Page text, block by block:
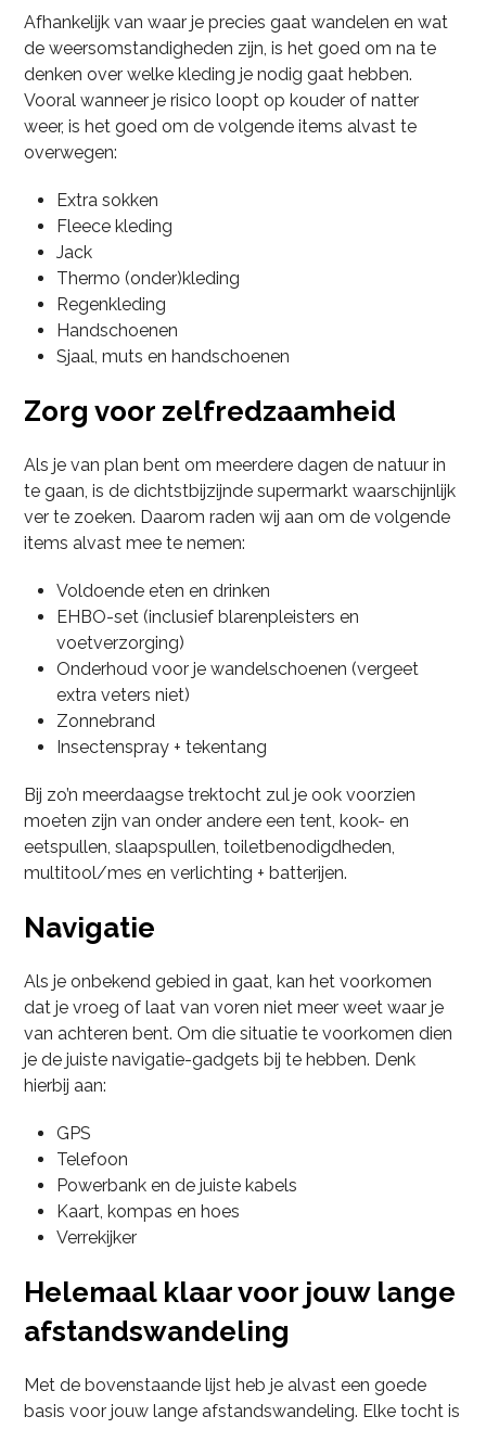
Afhankelijk van waar je precies gaat wandelen en wat
de weersomstandigheden zijn, is het goed om na te
denken over welke kleding je nodig gaat hebben.
Vooral wanneer je risico loopt op kouder of natter
weer, is het goed om de volgende items alvast te
overwegen:
Extra sokken
Fleece kleding
Jack
Thermo (onder)kleding
Regenkleding
Handschoenen
Sjaal, muts en handschoenen
Zorg voor zelfredzaamheid
Als je van plan bent om meerdere dagen de natuur in
te gaan, is de dichtstbijzijnde supermarkt waarschijnlijk
ver te zoeken. Daarom raden wij aan om de volgende
items alvast mee te nemen:
Voldoende eten en drinken
EHBO-set (inclusief blarenpleisters en
voetverzorging)
Onderhoud voor je wandelschoenen (vergeet
extra veters niet)
Zonnebrand
Insectenspray + tekentang
Bij zo’n meerdaagse trektocht zul je ook voorzien
moeten zijn van onder andere een tent, kook- en
eetspullen, slaapspullen, toiletbenodigdheden,
multitool/mes en verlichting + batterijen.
Navigatie
Als je onbekend gebied in gaat, kan het voorkomen
dat je vroeg of laat van voren niet meer weet waar je
van achteren bent. Om die situatie te voorkomen dien
je de juiste navigatie-gadgets bij te hebben. Denk
hierbij aan:
GPS
Telefoon
Powerbank en de juiste kabels
Kaart, kompas en hoes
Verrekijker
Helemaal klaar voor jouw lange
afstandswandeling
Met de bovenstaande lijst heb je alvast een goede
basis voor jouw lange afstandswandeling. Elke tocht is